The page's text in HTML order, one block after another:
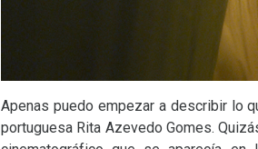
Apenas puedo empezar a describir lo
portuguesa Rita Azevedo Gomes.